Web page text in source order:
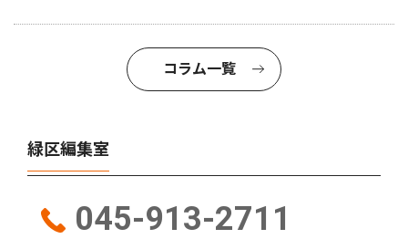
コラム一覧
緑区編集室
045-913-2711